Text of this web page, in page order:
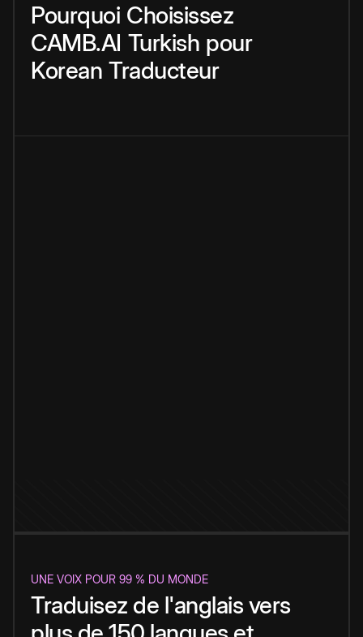
Pourquoi Choisissez
CAMB.AI Turkish pour
Korean Traducteur
UNE VOIX POUR 99 % DU MONDE
Traduisez de l'anglais vers